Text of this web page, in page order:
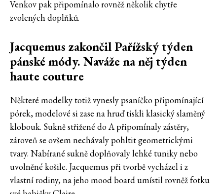
Venkov pak připomínalo rovněž několik chytře
zvolených doplňků.
Jacquemus zakončil Pařížský týden
pánské módy. Naváže na něj týden
haute couture
Některé modelky totiž vynesly psaníčko připomínající
pórek, modelové si zase na hruď tiskli klasický slaměný
klobouk. Sukně střižené do A připomínaly zástěry,
zároveň se ovšem nechávaly pohltit geometrickými
tvary. Nabírané sukně doplňovaly lehké tuniky nebo
uvolněné košile. Jacquemus při tvorbě vycházel i z
vlastní rodiny, na jeho mood board umístil rovněž fotku